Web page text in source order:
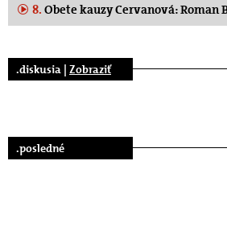
8. Obete kauzy Cervanová: Roman
.diskusia | Zobraziť
.posledné